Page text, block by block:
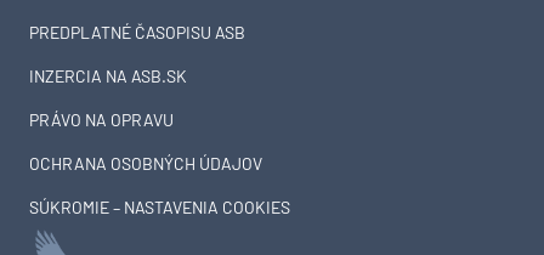
PREDPLATNÉ ČASOPISU ASB
INZERCIA NA ASB.SK
PRÁVO NA OPRAVU
OCHRANA OSOBNÝCH ÚDAJOV
SÚKROMIE – NASTAVENIA COOKIES